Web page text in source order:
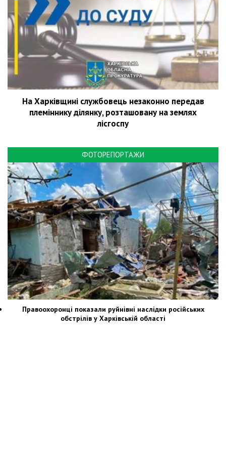
На Харківщині службовець незаконно передав
племіннику ділянку, розташовану на землях
лісгоспу
ФОТОРЕПОРТАЖИ
Правоохоронці показали руйнівні наслідки російських
обстрілів у Харківській області